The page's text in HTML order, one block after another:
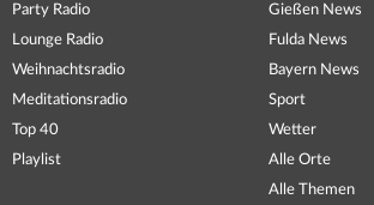
Party Radio
Lounge Radio
Weihnachtsradio
Meditationsradio
Top 40
Playlist
Gießen News
Fulda News
Bayern News
Sport
Wetter
Alle Orte
Alle Themen